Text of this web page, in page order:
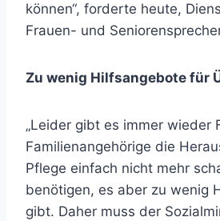
können“, forderte heute,
Frauen- und
Zu wenig Hilfsangebote für
„Leider gibt es immer wieder
Familienangehörige die
Pflege einfach nicht mehr
benötigen, es aber zu wenig
gibt. Daher muss der